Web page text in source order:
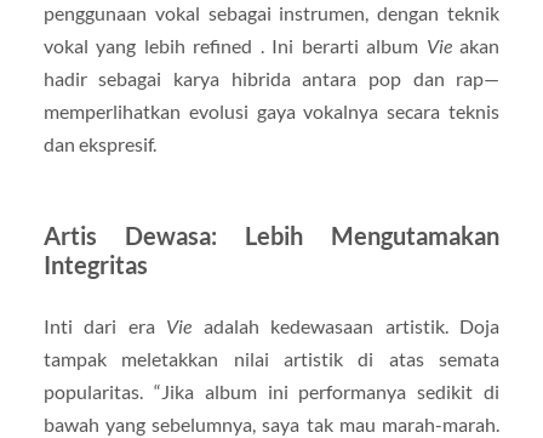
penggunaan vokal sebagai instrumen, dengan teknik
vokal yang lebih refined . Ini berarti album Vieakan
hadir sebagai karya hibrida antara pop dan rap—
memperlihatkan evolusi gaya vokalnya secara teknis
dan ekspresif.
Artis Dewasa: Lebih Mengutamakan
Integritas
Inti dari era Vie adalah kedewasaan artistik. Doja
tampak meletakkan nilai artistik di atas semata
popularitas. “Jika album ini performanya sedikit di
bawah yang sebelumnya, saya tak mau marah-marah.